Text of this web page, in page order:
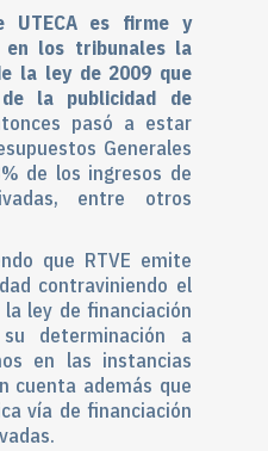
UTECA es firme y
en los tribunales la
la ley de 2009 que
la publicidad de
pasó a estar
Generales
de los ingresos de
entre otros
que RTVE emite
contraviniendo el
ley de financiación
determinación a
en las instancias
cuenta además que
vía de financiación